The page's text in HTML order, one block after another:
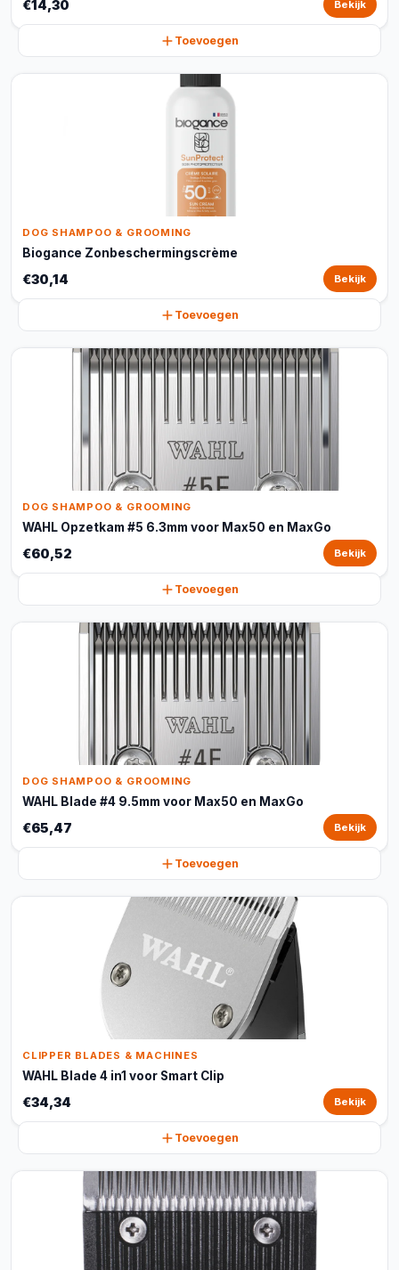
€14,30 Bekijk
Toevoegen
DOG SHAMPOO & GROOMING
Biogance Zonbeschermingscrème
€30,14 Bekijk
Toevoegen
DOG SHAMPOO & GROOMING
WAHL Opzetkam #5 6.3mm voor Max50 en MaxGo
€60,52 Bekijk
Toevoegen
DOG SHAMPOO & GROOMING
WAHL Blade #4 9.5mm voor Max50 en MaxGo
€65,47 Bekijk
Toevoegen
CLIPPER BLADES & MACHINES
WAHL Blade 4 in1 voor Smart Clip
€34,34 Bekijk
Toevoegen